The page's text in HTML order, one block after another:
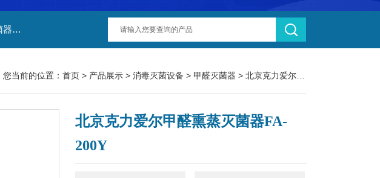
主营产品：净化工程，生物安全实验室，福尔马林熏蒸灭菌器，甲醛熏蒸灭菌器，甲醛灭菌器，灭菌器，不锈钢家具，不锈钢防爆酒精灯，污水处理系统，无火焰高温灭菌器，净化工程，百级恒温实验室，洁净工程，
您当前的位置： 首页 > 产品展示 > 消毒灭菌设备 > 甲醛灭菌器 > 北京克力爱尔甲醛熏蒸灭菌器FA-200Y
北京克力爱尔甲醛熏蒸灭菌器FA-
200Y